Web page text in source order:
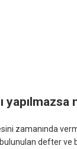
yapılmazsa
zamanında
defter ve